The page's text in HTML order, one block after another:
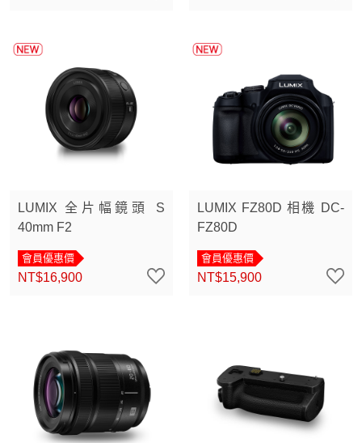
LUMIX 全片幅鏡頭 S
40mm F2
會員優惠價
NT$16,900
LUMIX FZ80D 相機 DC-
FZ80D
會員優惠價
NT$15,900